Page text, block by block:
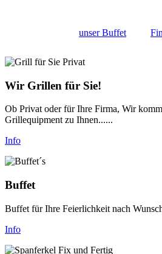
unser Buffet
Wir Grillen für Sie!
Ob Privat oder für Ihre Firma, Wir
Grillequipment zu Ihnen......
Info
Buffet
Buffet für Ihre Feierlichkeit nach
Info